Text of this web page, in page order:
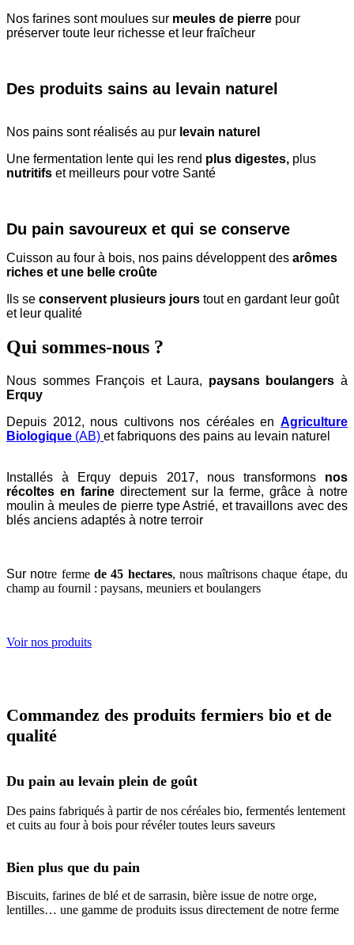
Nos farines sont moulues sur meules de pierre pour
préserver toute leur richesse et leur fraîcheur
Des produits sains au levain naturel
Nos pains sont réalisés au pur levain naturel
Une fermentation lente qui les rend plus digestes, plus
nutritifs et meilleurs pour votre Santé
Du pain savoureux et qui se conserve
Cuisson au four à bois, nos pains développent des arômes
riches et une belle croûte
Ils se conservent plusieurs jours tout en gardant leur goût
et leur qualité
Qui sommes-nous ?
Nous sommes François et Laura, paysans boulangers à
Erquy
Depuis 2012, nous cultivons nos céréales en Agriculture
Biologique (AB) et fabriquons des pains au levain naturel
Installés à Erquy depuis 2017, nous transformons nos
récoltes en farinedirectement sur la ferme, grâce à notre
moulin à meules de pierre type Astrié, et travaillons avec des
blés anciens adaptés à notre terroir
Sur notre ferme de 45 hectares, nous maîtrisons chaque étape, du
champ au fournil : paysans, meuniers et boulangers
Voir nos produits
Commandez des produits fermiers bio et de
qualité
Du pain au levain plein de goût
Des pains fabriqués à partir de nos céréales bio, fermentés lentement
et cuits au four à bois pour révéler toutes leurs saveurs
Bien plus que du pain
Biscuits, farines de blé et de sarrasin, bière issue de notre orge,
lentilles… une gamme de produits issus directement de notre ferme